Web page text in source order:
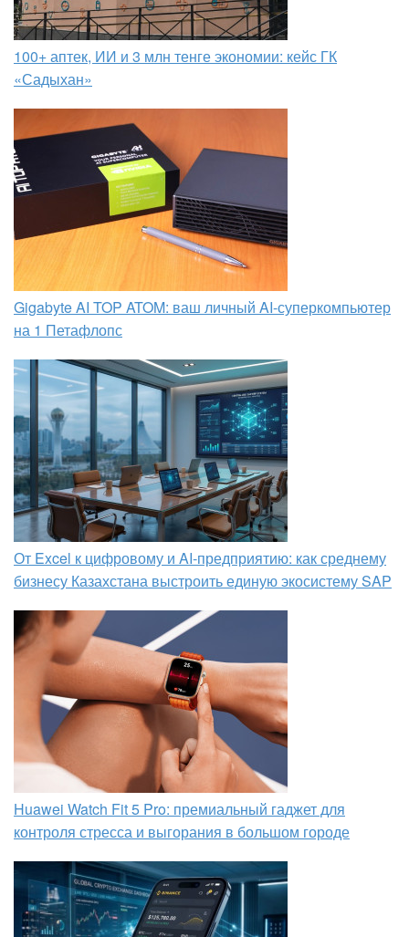
100+ аптек, ИИ и 3 млн тенге экономии: кейс ГК
«Садыхан»
Gigabyte AI TOP ATOM: ваш личный AI-суперкомпьютер
на 1 Петафлопс
От Excel к цифровому и AI‑предприятию: как среднему
бизнесу Казахстана выстроить единую экосистему SAP
Huawei Watch Fit 5 Pro: премиальный гаджет для
контроля стресса и выгорания в большом городе